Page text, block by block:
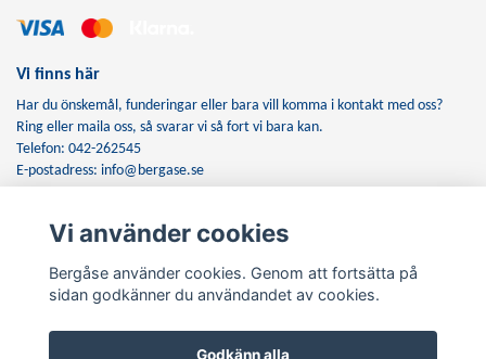
Vi finns här
Har du önskemål, funderingar eller bara vill komma i kontakt med oss?
Ring eller maila oss, så svarar vi så fort vi bara kan.
Telefon: 042-262545
E-postadress: info@bergase.se
Anmäl dig till vårt nyhetsbrev
Prenumerera
Vi använder cookies
Bergåse använder cookies. Genom att fortsätta på
sidan godkänner du användandet av cookies.
Godkänn alla